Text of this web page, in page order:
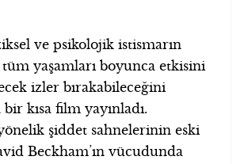
ve psikolojik istismarın
yaşamları boyunca etkisini
izler bırakabileceğini
kısa film yayınladı.
şiddet sahnelerinin eski
Beckham’ın vücudunda